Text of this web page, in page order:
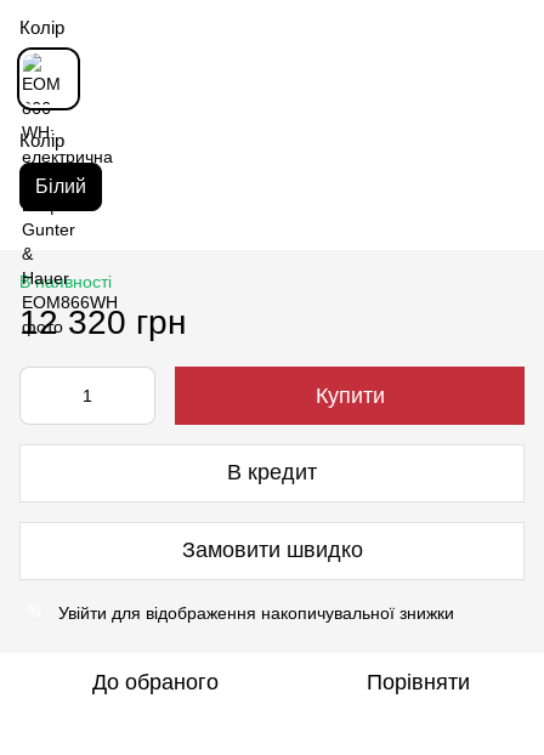
Колір
Колір
Білий
В наявності
12 320 грн
Купити
В кредит
Замовити швидко
Увійти для відображення накопичувальної знижки
До обраного Порівняти